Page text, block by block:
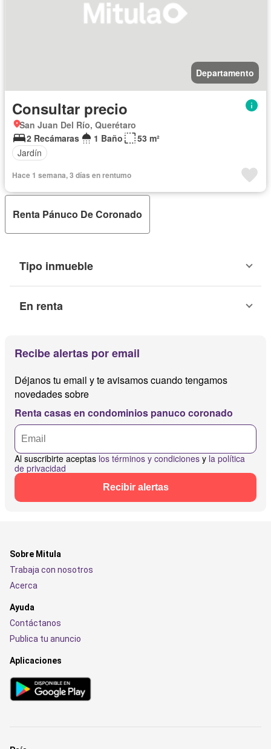
Departamento
Consultar precio
San Juan Del Río, Querétaro
2 Recámaras
1 Baño
53 m²
Jardín
Hace 1 semana, 3 días en rentumo
Renta Pánuco De Coronado
Tipo inmueble
En renta
Recibe alertas por email
Déjanos tu email y te avisamos cuando tengamos
novedades sobre
Renta casas en condominios panuco coronado
Al suscribirte aceptas los términos y condiciones y la política
de privacidad
Recibir alertas
Sobre Mitula
Trabaja con nosotros
Acerca
Ayuda
Contáctanos
Publica tu anuncio
Aplicaciones